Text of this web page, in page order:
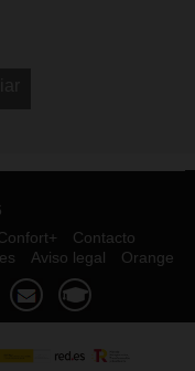
Contacto
Aviso legal Orange